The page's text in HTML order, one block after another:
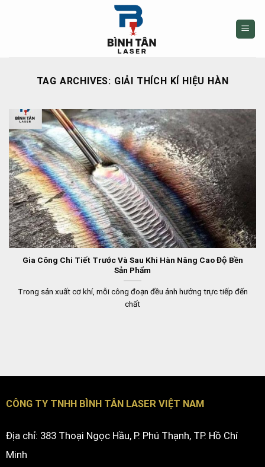
TAG ARCHIVES: GIẢI THÍCH KÍ HIỆU HÀN
Gia Công Chi Tiết Trước Và Sau Khi Hàn Nâng Cao Độ Bền
Sản Phẩm
Trong sản xuất cơ khí, mỗi công đoạn đều ảnh hưởng trực tiếp đến
chất
CÔNG TY TNHH BÌNH TÂN LASER VIỆT NAM
Địa chỉ: 383 Thoại Ngọc Hầu, P. Phú Thạnh, TP. Hồ Chí
Minh